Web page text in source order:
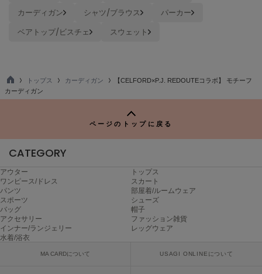
null.
ヌル
Onitsuka Tiger
オルグ
オル
PATRICK
パトリック
フィリーチョコレート
カーディガン
シャツ/ブラウス
パーカー
ベアトップ/ビスチェ
スウェット
TO
P
トップス カーディガン
【CELFORD×P.J. REDOUTEコラボ】 モチーフ
カーディガン
ページのトップに戻る
CATEGORY
アウター
トップス
ワンピース/ドレス
スカート
パンツ
部屋着/ルームウェア
スポーツ
シューズ
バッグ
帽子
アクセサリー
ファッション雑貨
インナー/ランジェリー
レッグウェア
水着/浴衣
MA CARDについて USAGI ONLINEについて